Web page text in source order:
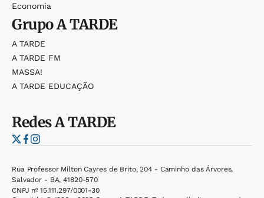
Economia
GrupoA TARDE
A TARDE
A TARDE FM
MASSA!
A TARDE EDUCAÇÃO
RedesA TARDE
Rua Professor Milton Cayres de Brito, 204 - Caminho das Árvores,
Salvador - BA, 41820-570
CNPJ nº 15.111.297/0001-30